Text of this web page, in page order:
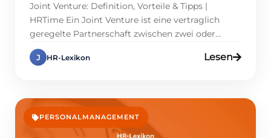
Joint Venture: Definition, Vorteile & Tipps |
HRTime Ein Joint Venture ist eine vertraglich
geregelte Partnerschaft zwischen zwei oder
mehreren Unternehmen mit klar definierten
Zielen. Im Bereich Personalmanagement gewinnt
Zugang zu neuen Märkten schafft.
Personalmanager profitieren, indem sie
Kompetenzen teilen und Risiken minimieren. […]
J HR-Lexikon Lesen
PERSONALMANAGEMENT